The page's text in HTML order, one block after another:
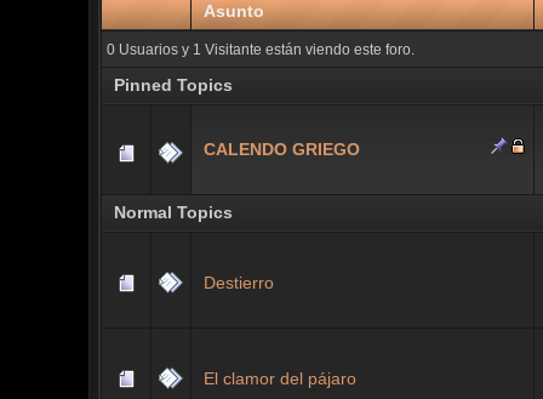
Asunto
0 Usuarios y 1 Visitante están viendo este foro.
Pinned Topics
CALENDO GRIEGO
Normal Topics
Destierro
El clamor del pájaro